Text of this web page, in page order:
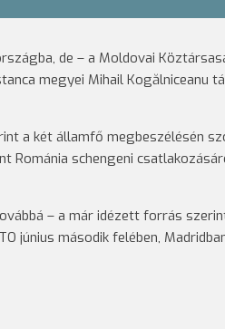
de – a Moldovai
megyei Mihail Kogălniceanu
a két államfő megbeszélésén
Románia schengeni
– a már idézett forrás
június második felében,